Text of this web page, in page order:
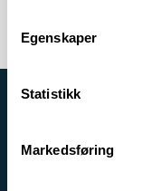
Egenskaper
Statistikk
Markedsføring
Si ifra!